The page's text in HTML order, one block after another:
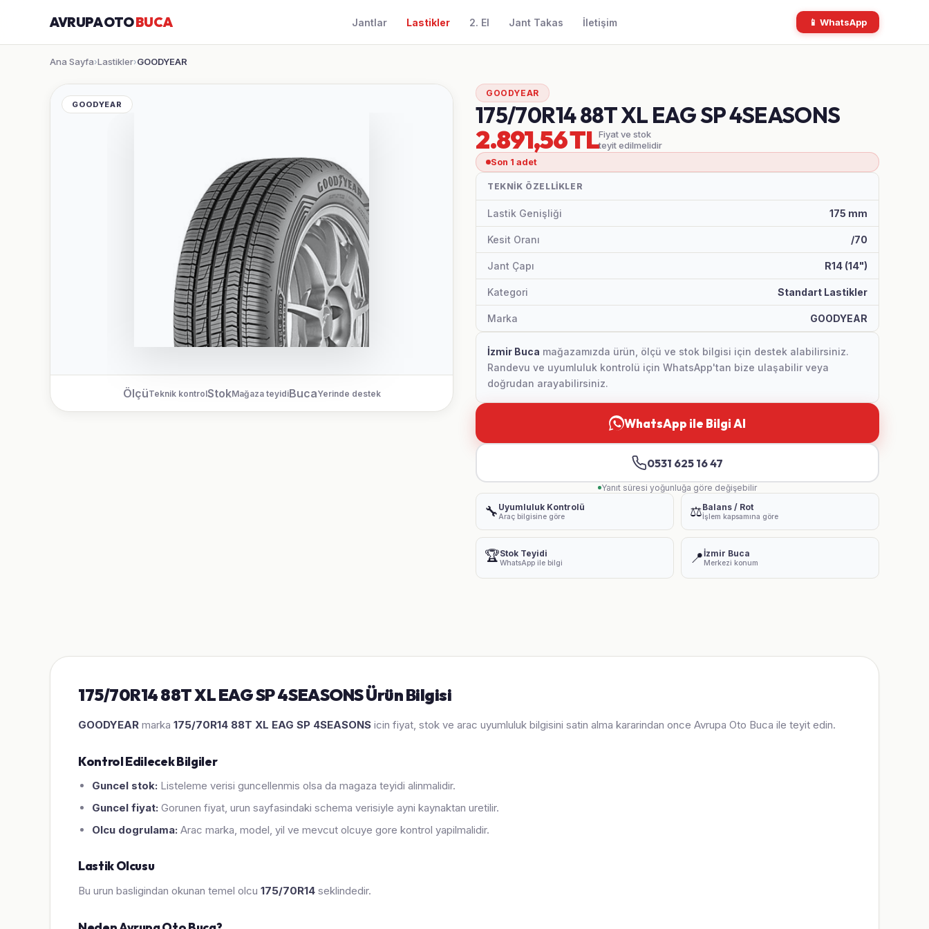
AVRUPA OTOBUCA Jantlar Lastikler 2. El Jant Takas İletişim 📱 WhatsApp
Ana Sayfa›Lastikler›GOODYEAR
GOODYEAR
ÖlçüTeknik kontrolStokMağaza teyidiBucaYerinde destek
GOODYEAR
175/70R14 88T XL EAG SP 4SEASONS
2.891,56 TLFiyat ve stok
teyit edilmelidir
Son 1 adet
TEKNIK ÖZELLIKLER
Lastik Genişliği 175 mm
Kesit Oranı /70
Jant Çapı R14 (14")
Kategori Standart Lastikler
Marka GOODYEAR
İzmir Buca mağazamızda ürün, ölçü ve stok bilgisi için destek alabilirsiniz.
Randevu ve uyumluluk kontrolü için WhatsApp'tan bize ulaşabilir veya
doğrudan arayabilirsiniz.
WhatsApp ile Bilgi Al
0531 625 16 47
Yanıt süresi yoğunluğa göre değişebilir
🔧 Uyumluluk Kontrolü
Araç bilgisine göre ⚖️Balans / Rot
İşlem kapsamına göre
🏆Stok Teyidi
WhatsApp ile bilgi 📍İzmir Buca
Merkezi konum
175/70R14 88T XL EAG SP 4SEASONS Ürün Bilgisi
GOODYEAR marka 175/70R14 88T XL EAG SP 4SEASONS icin fiyat, stok ve arac uyumluluk bilgisini satin alma kararindan once Avrupa Oto Buca ile teyit edin.
Kontrol Edilecek Bilgiler
Guncel stok: Listeleme verisi guncellenmis olsa da magaza teyidi alinmalidir.
Guncel fiyat: Gorunen fiyat, urun sayfasindaki schema verisiyle ayni kaynaktan uretilir.
Olcu dogrulama: Arac marka, model, yil ve mevcut olcuye gore kontrol yapilmalidir.
Lastik Olcusu
Bu urun basligindan okunan temel olcu 175/70R14 seklindedir.